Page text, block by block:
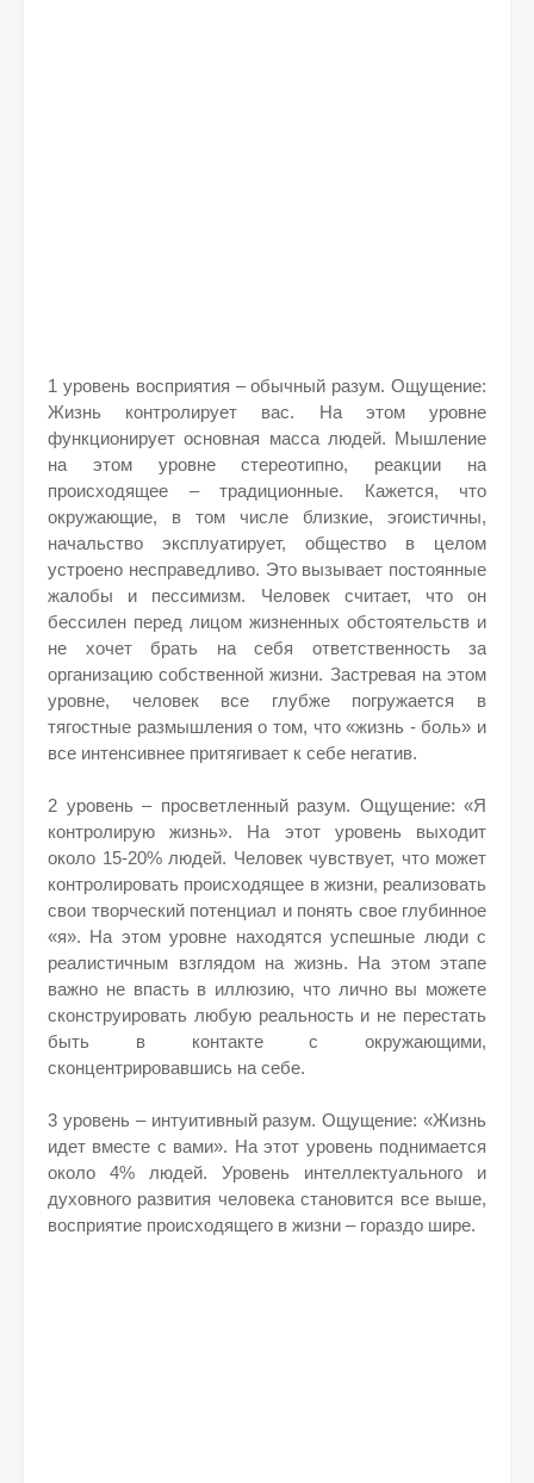
1 уровень восприятия – обычный разум. Ощущение:
Жизнь контролирует вас. На этом уровне
функционирует основная масса людей. Мышление
на этом уровне стереотипно, реакции на
происходящее – традиционные. Кажется, что
окружающие, в том числе близкие, эгоистичны,
начальство эксплуатирует, общество в целом
устроено несправедливо. Это вызывает постоянные
жалобы и пессимизм. Человек считает, что он
бессилен перед лицом жизненных обстоятельств и
не хочет брать на себя ответственность за
организацию собственной жизни. Застревая на этом
уровне, человек все глубже погружается в
тягостные размышления о том, что «жизнь - боль» и
все интенсивнее притягивает к себе негатив.
2 уровень – просветленный разум. Ощущение: «Я
контролирую жизнь». На этот уровень выходит
около 15-20% людей. Человек чувствует, что может
контролировать происходящее в жизни, реализовать
свои творческий потенциал и понять свое глубинное
«я». На этом уровне находятся успешные люди с
реалистичным взглядом на жизнь. На этом этапе
важно не впасть в иллюзию, что лично вы можете
сконструировать любую реальность и не перестать
быть в контакте с окружающими,
сконцентрировавшись на себе.
3 уровень – интуитивный разум. Ощущение: «Жизнь
идет вместе с вами». На этот уровень поднимается
около 4% людей. Уровень интеллектуального и
духовного развития человека становится все выше,
восприятие происходящего в жизни – гораздо шире.